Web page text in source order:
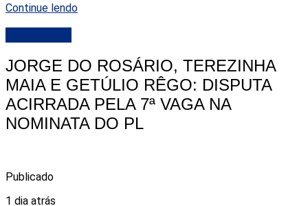
Continue lendo
JORGE DO ROSÁRIO, TEREZINHA
MAIA E GETÚLIO RÊGO: DISPUTA
ACIRRADA PELA 7ª VAGA NA
NOMINATA DO PL
Publicado
1 dia atrás